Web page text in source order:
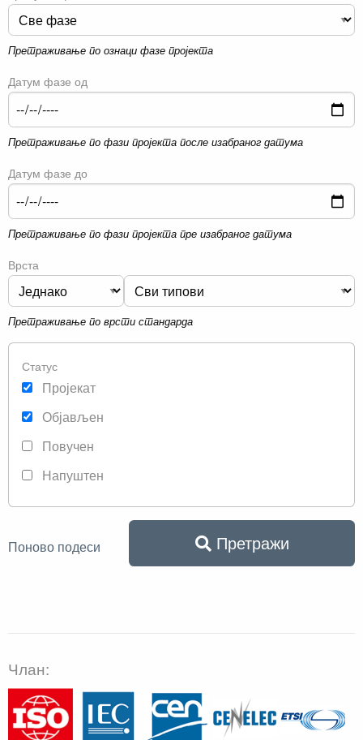
Претраживање по ознаци фазе пројекта
Датум фазе од
Претраживање по фази пројекта после изабраног датума
Датум фазе до
Претраживање по фази пројекта пре изабраног датума
Врста
Претраживање по врсти стандарда
Статус
Пројекат
Објављен
Повучен
Напуштен
Поново подеси Претражи
Члан: